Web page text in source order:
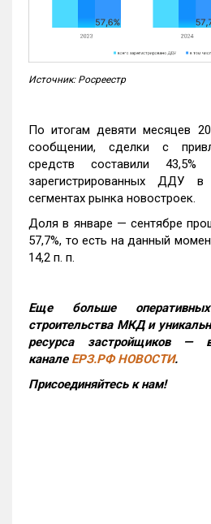
Источник: Росреестр
По итогам девяти месяцев
сообщении, сделки с
средств составили
зарегистрированных ДДУ
сегментах рынка новостроек.
Доля в январе — сентябре
57,7%, то есть на данный
14,2 п. п.
Еще больше
строительства МКД и
ресурса застройщиков —
канале ЕРЗ.РФ НОВОСТИ.
Присоединяйтесь к нам!